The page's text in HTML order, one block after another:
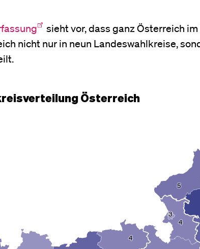
sieht vor, dass ganz Österreich
nicht nur in neun Landeswahlkreise,